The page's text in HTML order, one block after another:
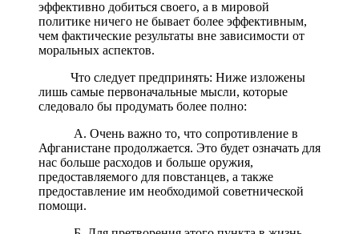
эффективно добиться своего, а в мировой
политике ничего не бывает более эффективным,
чем фактические результаты вне зависимости от
моральных аспектов.
Что следует предпринять: Ниже изложены
лишь самые первоначальные мысли, которые
следовало бы продумать более полно:
А. Очень важно то, что сопротивление в
Афганистане продолжается. Это будет означать для
нас больше расходов и больше оружия,
предоставляемого для повстанцев, а также
предоставление им необходимой советнической
помощи.